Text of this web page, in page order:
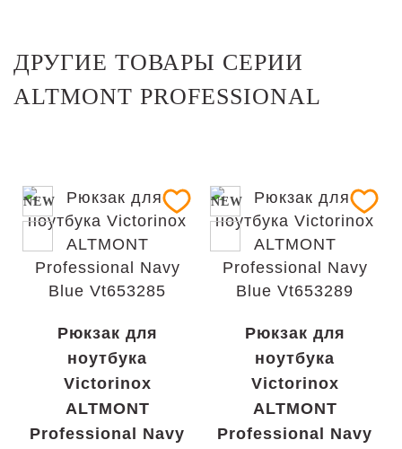
ДРУГИЕ ТОВАРЫ СЕРИИ
ALTMONT PROFESSIONAL
NEW
Рюкзак для
ноутбука
Victorinox
ALTMONT
Professional Navy
NEW
Рюкзак для
ноутбука
Victorinox
ALTMONT
Professional Navy